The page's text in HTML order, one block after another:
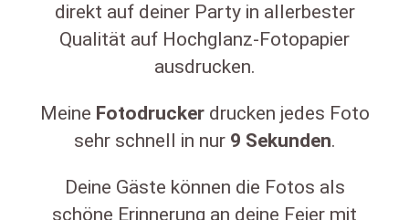
direkt auf deiner Party in allerbester
Qualität auf Hochglanz-Fotopapier
ausdrucken.
Meine Fotodruckerdrucken jedes Foto
sehr schnell in nur 9 Sekunden.
Deine Gäste können die Fotos als
schöne Erinnerung an deine Feier mit